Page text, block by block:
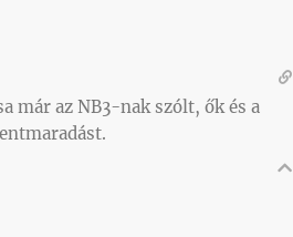
már az NB3-nak szólt, ők és a